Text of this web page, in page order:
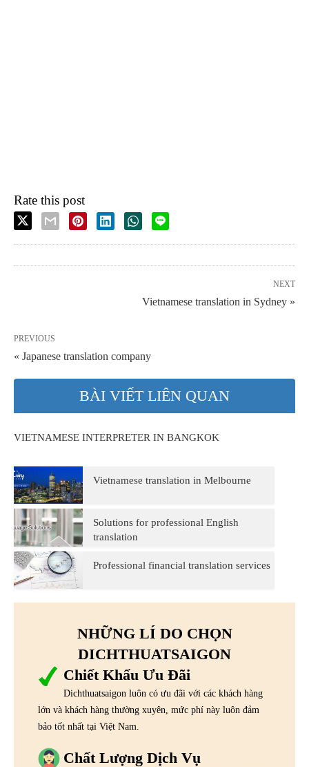
Rate this post
NEXT
Vietnamese translation in Sydney »
PREVIOUS
« Japanese translation company
BÀI VIẾT LIÊN QUAN
VIETNAMESE INTERPRETER IN BANGKOK
Vietnamese translation in Melbourne
Solutions for professional English
translation
Professional financial translation services
NHỮNG LÍ DO CHỌN
DICHTHUATSAIGON
Chiết Khấu Ưu Đãi
Dichthuatsaigon luôn có ưu đãi với các khách hàng
lớn và khách hàng thường xuyên, mức phí này luôn đảm
bảo tốt nhất tại Việt Nam.
Chất Lượng Dịch Vụ